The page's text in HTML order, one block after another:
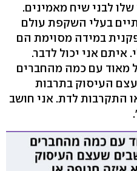
לבני שיח מאמינים.
בעלי השקפת עולם
במידה מסוימת הם
איתם אני יכול לדבר.
מאוד עם כמה מהחברים
העיסוק בתרבות
התקרבות לדת. אני חושב